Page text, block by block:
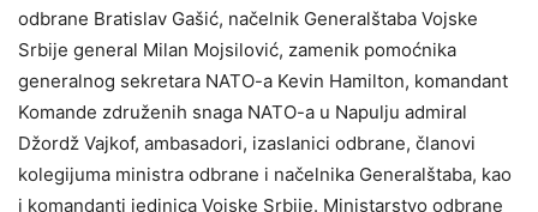
odbrane Bratislav Gašić, načelnik Generalštaba Vojske
Srbije general Milan Mojsilović, zamenik pomoćnika
generalnog sekretara NATO-a Kevin Hamilton, komandant
Komande združenih snaga NATO-a u Napulju admiral
Džordž Vajkof, ambasadori, izaslanici odbrane, članovi
kolegijuma ministra odbrane i načelnika Generalštaba, kao
i komandanti jedinica Vojske Srbije. Ministarstvo odbrane